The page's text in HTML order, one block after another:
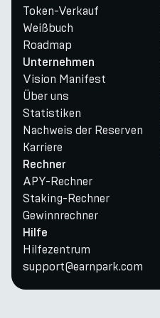
Token-Verkauf
Weißbuch
Roadmap
Unternehmen
Vision Manifest
Über uns
Statistiken
Nachweis der Reserven
Karriere
Rechner
APY-Rechner
Staking-Rechner
Gewinnrechner
Hilfe
Hilfezentrum
support@earnpark.com